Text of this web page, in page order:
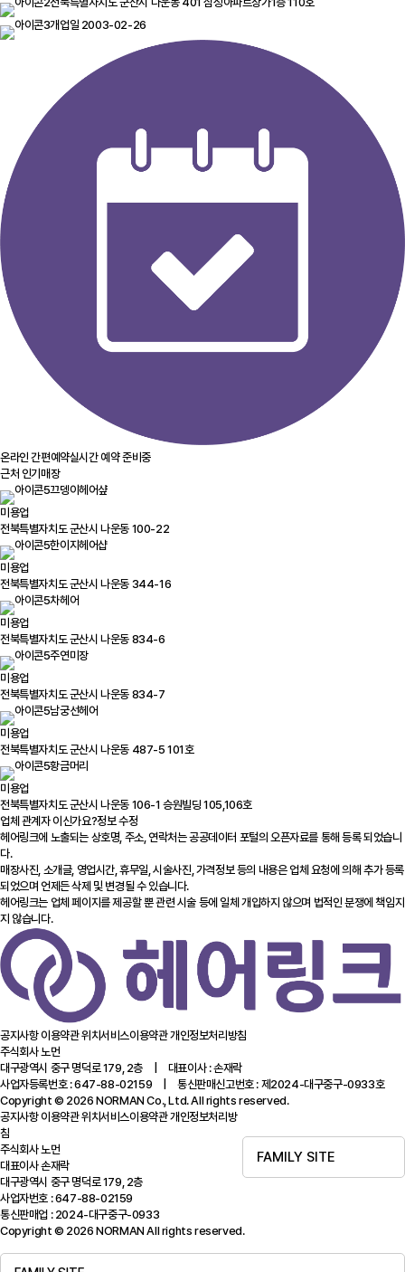
개업일 2003-02-26
온라인 간편예약실시간 예약 준비중
근처 인기매장
끄뎅이헤어샾
미용업
전북특별자치도 군산시 나운동 100-22
한이지헤어샵
미용업
전북특별자치도 군산시 나운동 344-16
차헤어
미용업
전북특별자치도 군산시 나운동 834-6
주연미장
미용업
전북특별자치도 군산시 나운동 834-7
남궁선헤어
미용업
전북특별자치도 군산시 나운동 487-5 101호
황금머리
미용업
전북특별자치도 군산시 나운동 106-1 승원빌딩 105,106호
업체 관계자 이신가요?정보 수정
헤어링크에 노출되는 상호명, 주소, 연락처는 공공데이터 포털의 오픈자료를 통해 등록 되었습니
다.
매장사진, 소개글, 영업시간, 휴무일, 시술사진, 가격정보 등의 내용은 업체 요청에 의해 추가 등록
되었으며 언제든 삭제 및 변경될 수 있습니다.
헤어링크는 업체 페이지를 제공할 뿐 관련 시술 등에 일체 개입하지 않으며 법적인 분쟁에 책임지
지 않습니다.
공지사항이용약관위치서비스이용약관개인정보처리방침
주식회사 노먼
대구광역시 중구 명덕로 179, 2층 | 대표이사 : 손재락
사업자등록번호 : 647-88-02159 | 통신판매신고번호 : 제2024-대구중구-0933호
Copyright © 2026 NORMAN Co., Ltd. All rights reserved.
FAMILY SITE
공지사항이용약관위치서비스이용약관개인정보처리방
침
주식회사 노먼
대표이사 손재락
대구광역시 중구 명덕로 179, 2층
사업자번호 : 647-88-02159
통신판매업 : 2024-대구중구-0933
Copyright © 2026 NORMAN All rights reserved.